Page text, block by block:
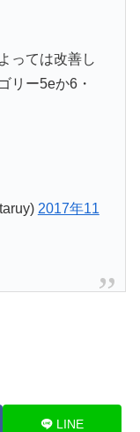
っては改善し
リー5eか6・
2017年11
LINE